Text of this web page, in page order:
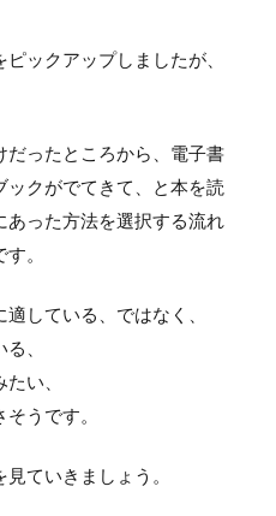
ックアップしましたが、
だったところから、電子書
クがでてきて、と本を読
あった方法を選択する流れ
。
している、ではなく、
、
い、
うです。
ていきましょう。